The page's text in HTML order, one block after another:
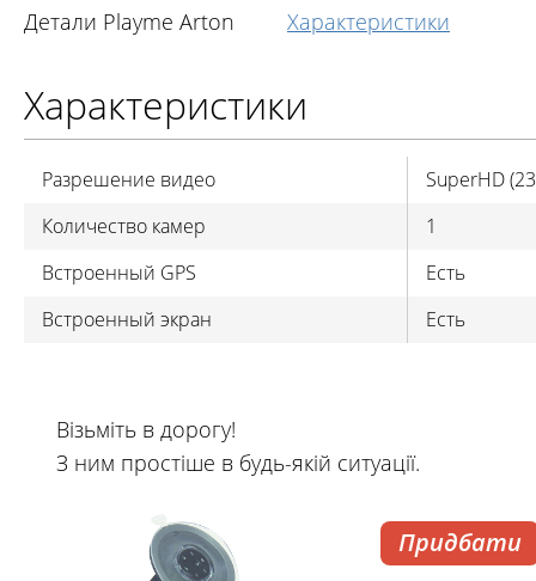
Детали Playme Arton Характеристики
Характеристики
Разрешение видео
SuperHD
Количество камер
1
Встроенный GPS
Есть
Встроенный экран
Есть
Візьміть в дорогу!
З ним простіше в будь-якій ситуації.
Придбати